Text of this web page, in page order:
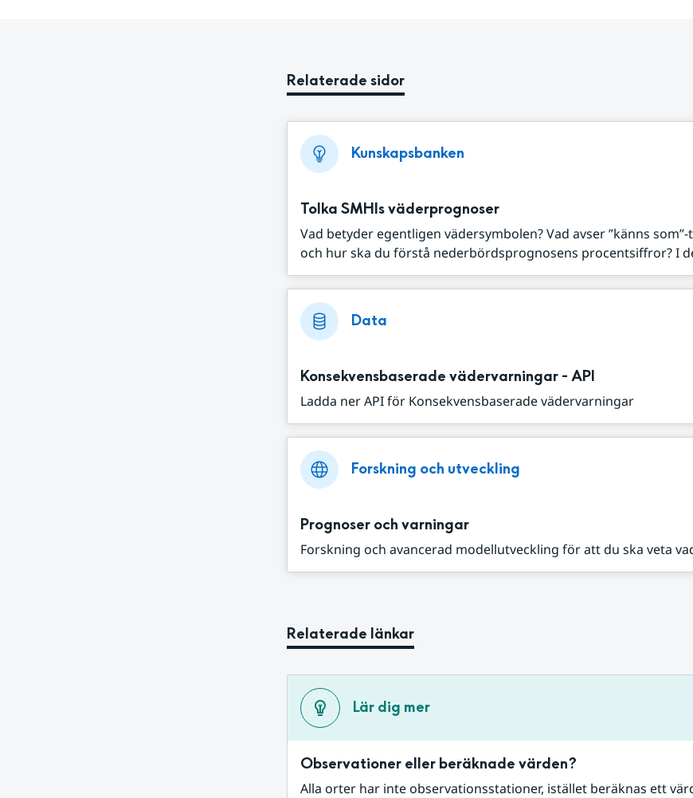
Relaterade sidor
Kunskapsbanken
Tolka SMHIs väderprognoser
Vad betyder egentligen vädersymbolen? Vad avser ”känns
och hur ska du förstå nederbördsprognosens procentsiffror? I
Data
Konsekvensbaserade vädervarningar - API
Ladda ner API för Konsekvensbaserade vädervarningar
Forskning och utveckling
Prognoser och varningar
Forskning och avancerad modellutveckling för att du ska veta
Relaterade länkar
Lär dig mer
Observationer eller beräknade värden?
Alla orter har inte observationsstationer, istället beräknas ett